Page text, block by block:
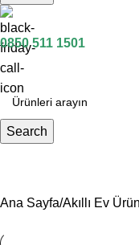
0850 511 1501
Search
Ana Sayfa Akıllı Ev